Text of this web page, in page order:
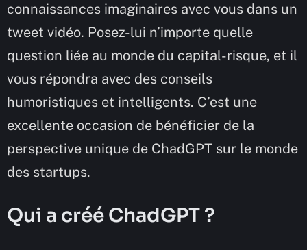
connaissances imaginaires avec vous dans un
tweet vidéo. Posez-lui n’importe quelle
question liée au monde du capital-risque, et il
vous répondra avec des conseils
humoristiques et intelligents. C’est une
excellente occasion de bénéficier de la
perspective unique de ChadGPT sur le monde
des startups.
Qui a créé ChadGPT ?